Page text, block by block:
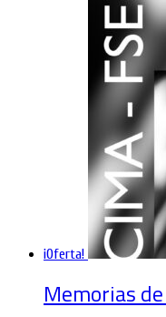
¡Oferta!
Memorias